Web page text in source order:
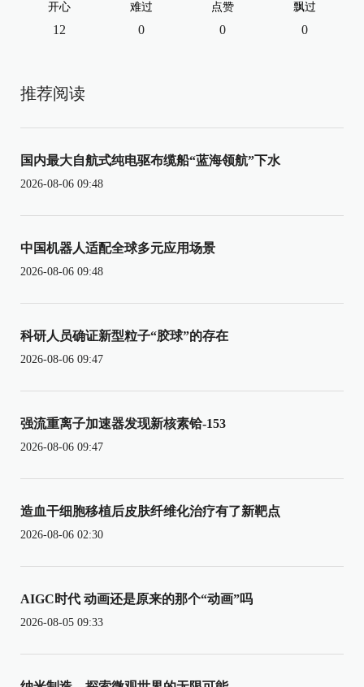
开心
12
难过
0
点赞
0
飘过
0
推荐阅读
国内最大自航式纯电驱布缆船“蓝海领航”下水
2026-08-06 09:48
中国机器人适配全球多元应用场景
2026-08-06 09:48
科研人员确证新型粒子“胶球”的存在
2026-08-06 09:47
强流重离子加速器发现新核素铪-153
2026-08-06 09:47
造血干细胞移植后皮肤纤维化治疗有了新靶点
2026-08-06 02:30
AIGC时代 动画还是原来的那个“动画”吗
2026-08-05 09:33